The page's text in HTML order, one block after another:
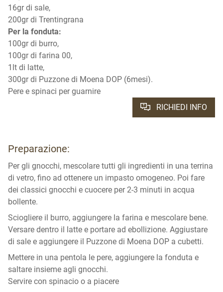
16gr di sale,
200gr di Trentingrana
Per la fonduta:
100gr di burro,
100gr di farina 00,
1lt di latte,
300gr di Puzzone di Moena DOP (6mesi).
Pere e spinaci per guarnire
RICHIEDI INFO
Preparazione:
Per gli gnocchi, mescolare tutti gli ingredienti in una terrina
di vetro, fino ad ottenere un impasto omogeneo. Poi fare
dei classici gnocchi e cuocere per 2-3 minuti in acqua
bollente.
Sciogliere il burro, aggiungere la farina e mescolare bene.
Versare dentro il latte e portare ad ebollizione. Aggiustare
di sale e aggiungere il Puzzone di Moena DOP a cubetti.
Mettere in una pentola le pere, aggiungere la fonduta e
saltare insieme agli gnocchi.
Servire con spinacio o a piacere